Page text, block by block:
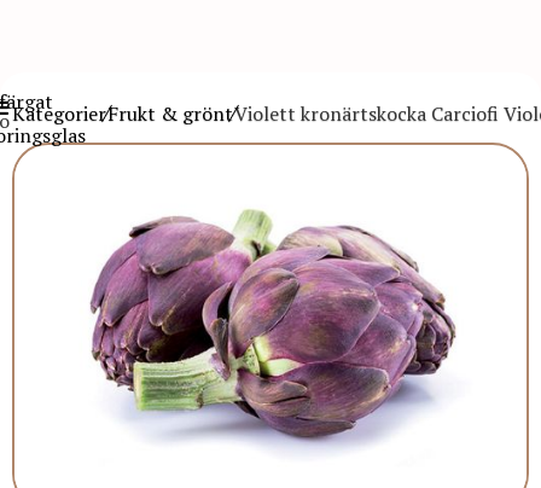
KategorierFrukt & gröntViolett kronärtskocka Carciofi